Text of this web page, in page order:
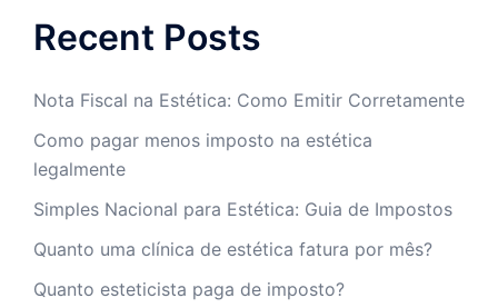
Recent Posts
Nota Fiscal na Estética: Como Emitir Corretamente
Como pagar menos imposto na estética
legalmente
Simples Nacional para Estética: Guia de Impostos
Quanto uma clínica de estética fatura por mês?
Quanto esteticista paga de imposto?